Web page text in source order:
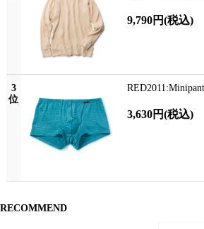
9,790円(税込)
3
位
3,630円(税込)
RECOMMEND